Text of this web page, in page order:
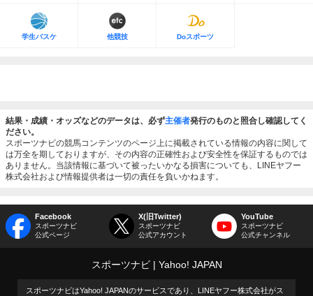
学生バスケ 他競技 Doスポーツ
結果・成績・オッズなどのデータは、必ず主催者発行のものと照合し確認してく
ださい。
スポーツナビの競馬コンテンツのページ上に掲載されている情報の内容に関して
は万全を期しておりますが、その内容の正確性および安全性を保証するものでは
ありません。当該情報に基づいて被ったいかなる損害についても、LINEヤフー
株式会社および情報提供者は一切の責任を負いかねます。
Facebook
スポーツナビ
公式ページ
X(旧Twitter)
スポーツナビ
公式アカウント
YouTube
スポーツナビ
公式チャンネル
スポーツナビ Yahoo! JAPAN
スポーツナビはYahoo! JAPANのサービスであり、LINEヤフー株式会社がス